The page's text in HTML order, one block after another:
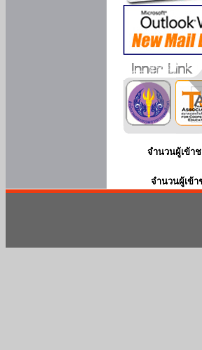
จำนวนผู้เข้าช
จำนวนผู้เข้า